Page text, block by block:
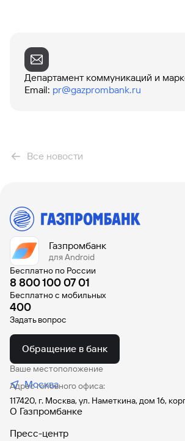
Все новости
Email: pr@gazprombank.ru
Департамент коммуникаций и
Газпромбанк
для Android
Бесплатно по России
8 800 100 07 01
Бесплатно с мобильных
400
Задать вопрос
Обращение в банк
Ваше местоположение
Москва
Адрес головного офиса:
117420, г. Москва, ул. Наметкина, дом 16,
О Газпромбанке
Пресс-центр